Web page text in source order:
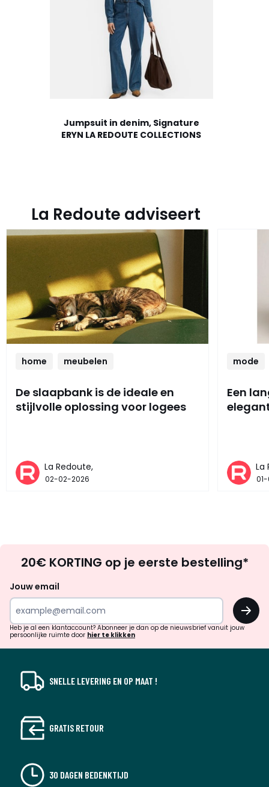
Jumpsuit in denim, Signature
ERYN LA REDOUTE COLLECTIONS
La Redoute adviseert
home meubelen
De slaapbank is de ideale en
stijlvolle oplossing voor logees
La Redoute,
02-02-2026
mode
Een
La
zoek
inspiratie
verrassingen?
20€ KORTING op je eerste bestelling*
Jouw email
OK
Heb je al een klantaccount? Abonneer je dan op de nieuwsbrief vanuit jouw
persoonlijke ruimte door hier te klikken
SNELLE LEVERING EN OP MAAT !
GRATIS RETOUR
30 DAGEN BEDENKTIJD